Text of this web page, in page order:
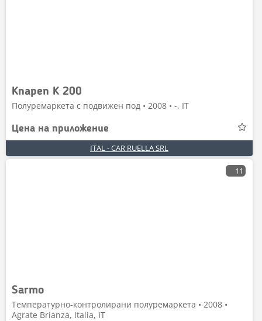
Knapen K 200
Полуремаркета с подвижен под • 2008 • -, IT
Цена на приложение
ITAL - CAR RUELLA SRL
11
Sarmo
Температурно-контролирани полуремаркета • 2008 •
Agrate Brianza, Italia, IT